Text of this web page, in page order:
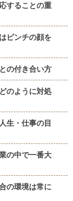
することの重
ピンチの顔を
の付き合い方
のように対処
生・仕事の目
の中で一番大
の環境は常に